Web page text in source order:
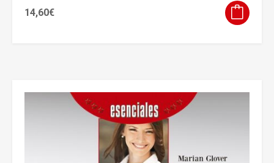
14,60€